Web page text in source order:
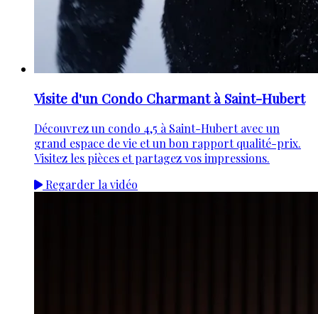
Visite d'un Condo Charmant à Saint-Hubert
Découvrez un condo 4,5 à Saint-Hubert avec un
grand espace de vie et un bon rapport qualité-prix.
Visitez les pièces et partagez vos impressions.
Regarder la vidéo